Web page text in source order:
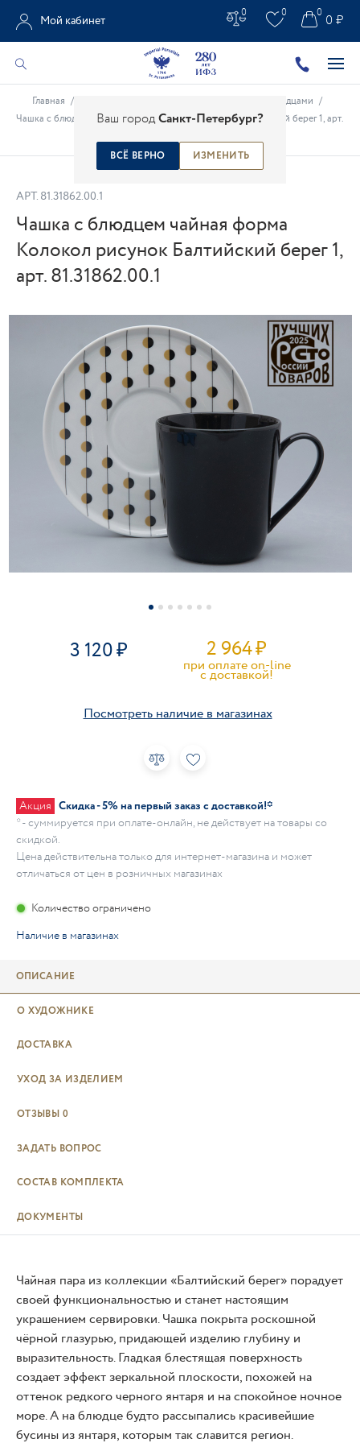
Ваш городСанкт-Петербург?
ВСЁ ВЕРНО ИЗМЕНИТЬ
Мой кабинет
0 0 0 ₽
0
Главная / Чашки с блюдцами /
Чашка с блюдцем чайная форма Колокол рисунок Балтийский берег 1, арт.
АРТ. 81.31862.00.1
Чашка с блюдцем чайная форма
Колокол рисунок Балтийский берег 1,
арт. 81.31862.00.1
3 120 2 964₽
при оплате on-line
c доставкой!
Посмотреть наличие в магазинах
Акция Скидка - 5% на первый заказ с доставкой!*
* - суммируется при оплате-онлайн, не действует на товары со
скидкой.
Цена действительна только для интернет-магазина и может
отличаться от цен в розничных магазинах
Количество ограничено
Наличие в магазинах
ОПИСАНИЕ
О ХУДОЖНИКЕ
ДОСТАВКА
УХОД ЗА ИЗДЕЛИЕМ
ОТЗЫВЫ 0
ЗАДАТЬ ВОПРОС
СОСТАВ КОМПЛЕКТА
ДОКУМЕНТЫ
Чайная пара из коллекции «Балтийский берег» порадует
своей функциональностью и станет настоящим
украшением сервировки. Чашка покрыта роскошной
чёрной глазурью, придающей изделию глубину и
выразительность. Гладкая блестящая поверхность
создает эффект зеркальной плоскости, похожей на
оттенок редкого черного янтаря и на спокойное ночное
море. А на блюдце будто рассыпались красивейшие
бусины из янтаря, которым так славится регион.